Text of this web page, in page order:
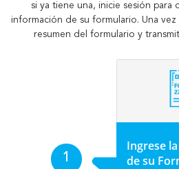
si ya tiene una, inicie sesión para
información de su formulario. Una
resumen del formulario y
Ingrese
de su